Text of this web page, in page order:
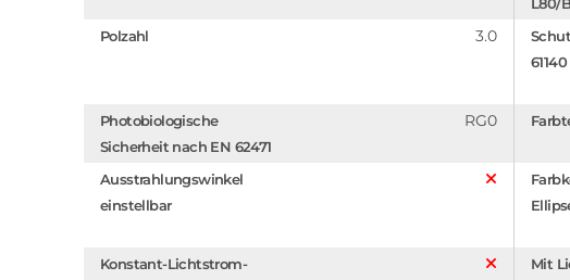
Polzahl 3.0
61140
Photobiologische
Sicherheit nach EN 62471
RG0
Ausstrahlungswinkel
einstellbar
Konstant-Lichtstrom-
Mit